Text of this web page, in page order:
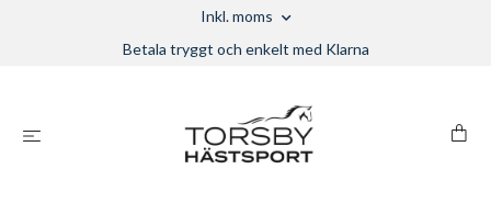
Inkl. moms
Betala tryggt och enkelt med Klarna